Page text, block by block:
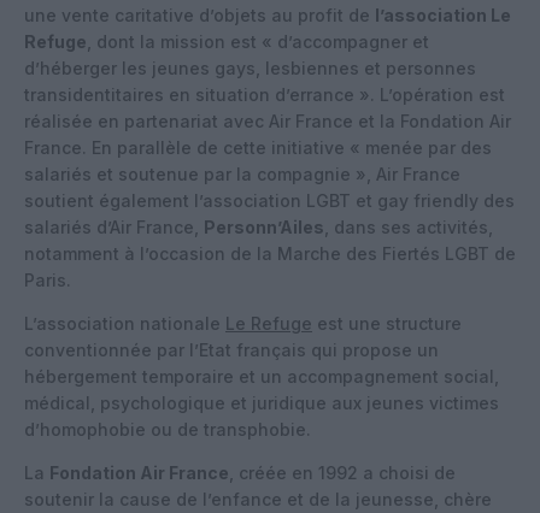
une vente caritative d’objets au profit de l’association Le
Refuge , dont la mission est « d’accompagner et
d’héberger les jeunes gays, lesbiennes et personnes
transidentitaires en situation d’errance ». L’opération est
réalisée en partenariat avec Air France et la Fondation Air
France. En parallèle de cette initiative « menée par des
salariés et soutenue par la compagnie », Air France
soutient également l’association LGBT et gay friendly des
salariés d’Air France, Personn’Ailes , dans ses activités,
notamment à l’occasion de la Marche des Fiertés LGBT de
Paris.
L’association nationale Le Refuge est une structure
conventionnée par l’Etat français qui propose un
hébergement temporaire et un accompagnement social,
médical, psychologique et juridique aux jeunes victimes
d’homophobie ou de transphobie.
La Fondation Air France , créée en 1992 a choisi de
soutenir la cause de l’enfance et de la jeunesse, chère